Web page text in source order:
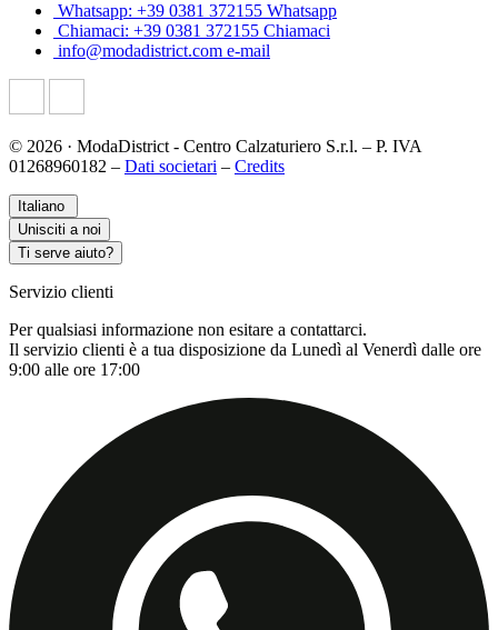
Whatsapp: +39 0381 372155 Whatsapp
Chiamaci: +39 0381 372155 Chiamaci
info@modadistrict.com e-mail
© 2026 · ModaDistrict - Centro Calzaturiero S.r.l. – P. IVA
01268960182 – Dati societari – Credits
Italiano
Unisciti a noi
Ti serve aiuto?
Servizio clienti
Per qualsiasi informazione non esitare a contattarci.
Il servizio clienti è a tua disposizione da Lunedì al Venerdì dalle ore
9:00 alle ore 17:00